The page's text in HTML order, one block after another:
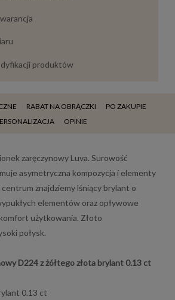
produktów
RABAT NA OBRĄCZKI
PO ZAKUPIE
OPINIE
zaręczynowy Luva. Surowość
asymetryczna kompozycja i elementy
centrum znajdziemy lśniący brylant o
elementów oraz opływowe
użytkowania. Złoto
połysk.
D224 z żółtego złota brylant 0.13 ct
0.13 ct